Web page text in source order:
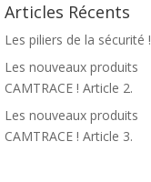
Articles Récents
Les piliers de la sécurité !
Les nouveaux produits
CAMTRACE ! Article 2.
Les nouveaux produits
CAMTRACE ! Article 3.